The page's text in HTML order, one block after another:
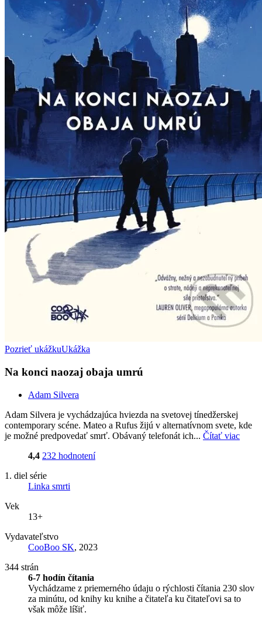
Pozrieť ukážkuUkážka
Na konci naozaj obaja umrú
Adam Silvera
Adam Silvera je vychádzajúca hviezda na svetovej tínedžerskej
contemporary scéne. Mateo a Rufus žijú v alternatívnom svete, kde
je možné predpovedať smrť. Obávaný telefonát ich... Čítať viac
4,4 232 hodnotení
1. diel série
Linka smrti
Vek
13+
Vydavateľstvo
CooBoo SK, 2023
344 strán
6-7 hodín čítania
Vychádzame z priemerného údaju o rýchlosti čítania 230 slov
za minútu, od knihy ku knihe a čitateľa ku čitateľovi sa to
však môže líšiť.